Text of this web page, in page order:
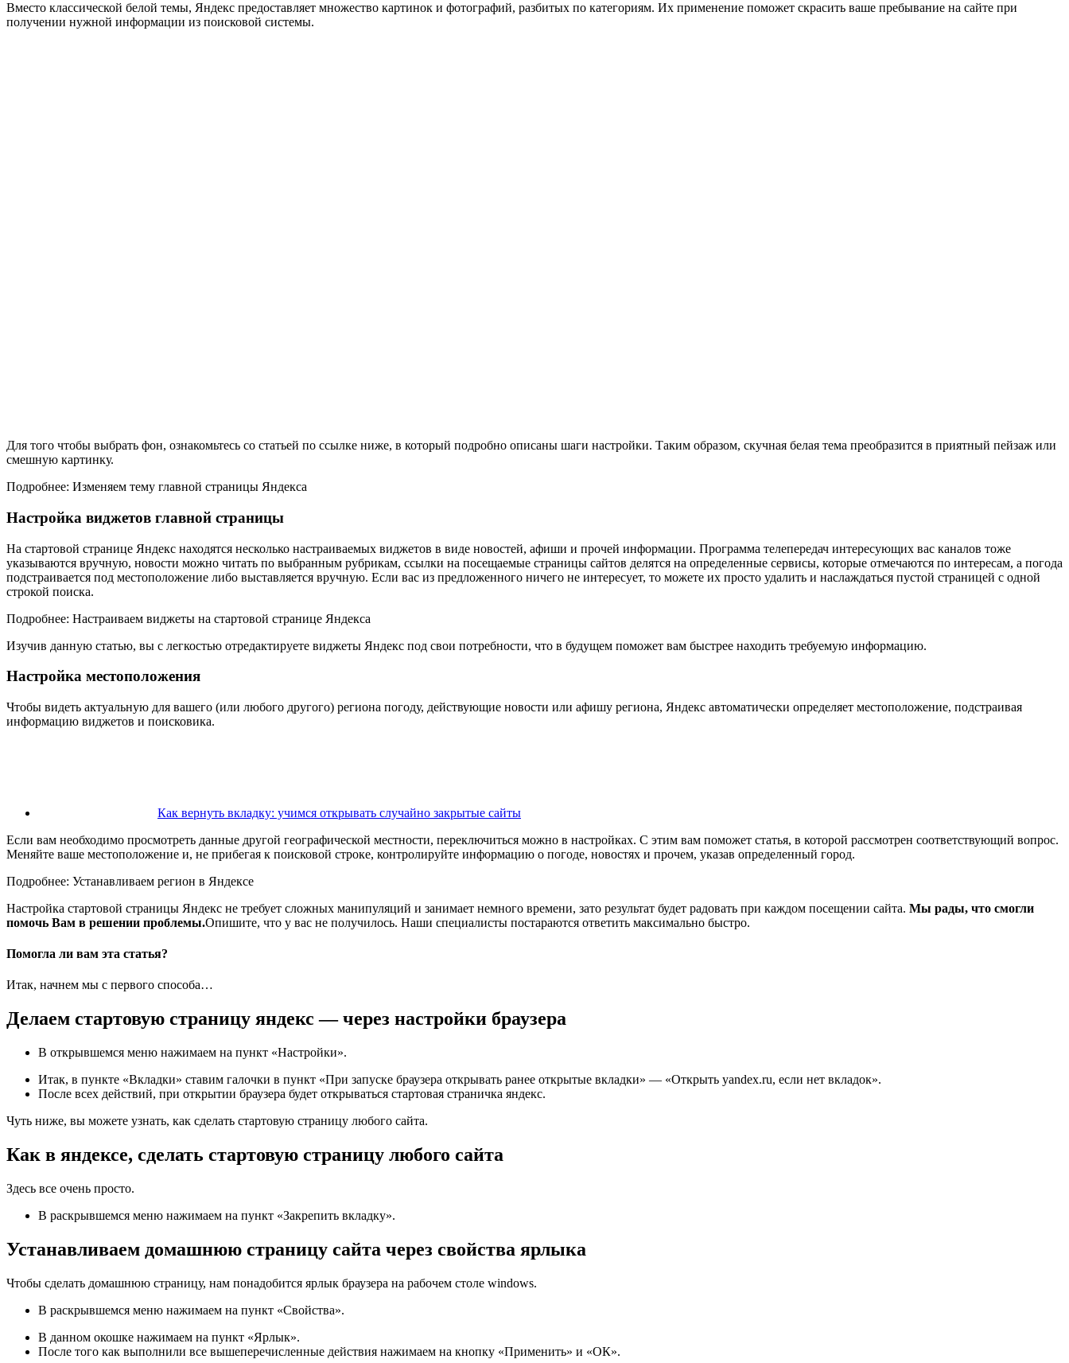
Вместо классической белой темы, Яндекс предоставляет множество картинок и фотографий, разбитых по категориям. Их применение поможет скрасить ваше пребывание на сайте при
получении нужной информации из поисковой системы.
Для того чтобы выбрать фон, ознакомьтесь со статьей по ссылке ниже, в который подробно описаны шаги настройки. Таким образом, скучная белая тема преобразится в приятный пейзаж или
смешную картинку.
Подробнее: Изменяем тему главной страницы Яндекса
Настройка виджетов главной страницы
На стартовой странице Яндекс находятся несколько настраиваемых виджетов в виде новостей, афиши и прочей информации. Программа телепередач интересующих вас каналов тоже
указываются вручную, новости можно читать по выбранным рубрикам, ссылки на посещаемые страницы сайтов делятся на определенные сервисы, которые отмечаются по интересам, а погода
подстраивается под местоположение либо выставляется вручную. Если вас из предложенного ничего не интересует, то можете их просто удалить и наслаждаться пустой страницей с одной
строкой поиска.
Подробнее: Настраиваем виджеты на стартовой странице Яндекса
Изучив данную статью, вы с легкостью отредактируете виджеты Яндекс под свои потребности, что в будущем поможет вам быстрее находить требуемую информацию.
Настройка местоположения
Чтобы видеть актуальную для вашего (или любого другого) региона погоду, действующие новости или афишу региона, Яндекс автоматически определяет местоположение, подстраивая
информацию виджетов и поисковика.
Как вернуть вкладку: учимся открывать случайно закрытые сайты
Если вам необходимо просмотреть данные другой географической местности, переключиться можно в настройках. С этим вам поможет статья, в которой рассмотрен соответствующий вопрос.
Меняйте ваше местоположение и, не прибегая к поисковой строке, контролируйте информацию о погоде, новостях и прочем, указав определенный город.
Подробнее: Устанавливаем регион в Яндексе
Настройка стартовой страницы Яндекс не требует сложных манипуляций и занимает немного времени, зато результат будет радовать при каждом посещении сайта. Мы рады, что смогли
помочь Вам в решении проблемы.Опишите, что у вас не получилось. Наши специалисты постараются ответить максимально быстро.
Помогла ли вам эта статья?
Итак, начнем мы с первого способа…
Делаем стартовую страницу яндекс — через настройки браузера
В открывшемся меню нажимаем на пункт «Настройки».
Итак, в пункте «Вкладки» ставим галочки в пункт «При запуске браузера открывать ранее открытые вкладки» — «Открыть yandex.ru, если нет вкладок».
После всех действий, при открытии браузера будет открываться стартовая страничка яндекс.
Чуть ниже, вы можете узнать, как сделать стартовую страницу любого сайта.
Как в яндексе, сделать стартовую страницу любого сайта
Здесь все очень просто.
В раскрывшемся меню нажимаем на пункт «Закрепить вкладку».
Устанавливаем домашнюю страницу сайта через свойства ярлыка
Чтобы сделать домашнюю страницу, нам понадобится ярлык браузера на рабочем столе windows.
В раскрывшемся меню нажимаем на пункт «Свойства».
В данном окошке нажимаем на пункт «Ярлык».
После того как выполнили все вышеперечисленные действия нажимаем на кнопку «Применить» и «ОК».